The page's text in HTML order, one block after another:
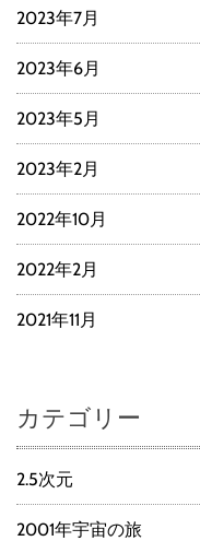
2023年7月
2023年6月
2023年5月
2023年2月
2022年10月
2022年2月
2021年11月
カテゴリー
2.5次元
2001年宇宙の旅